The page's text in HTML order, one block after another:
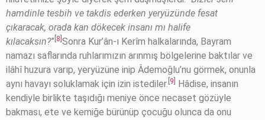
hamdinle tesbih ve takdis ederken yeryüzünde fesat
çıkaracak, orada kan dökecek insanı mı halife
kılacaksın?” [8] Sonra Kur’ân-ı Kerîm halkalarında, Bayram
namazı saflarında ruhlarımızın arınmış bölgelerine baktılar ve
ilâhî huzura varıp, yeryüzüne inip Âdemoğlu’nu görmek, onunla
aynı havayı soluklamak için izin istediler. [9]
Hâdise, insanın
kendiyle birlikte taşıdığı meniye önce necaset gözüyle
bakması, ete ve kemiğe bürünüp çocuğu olunca da onu